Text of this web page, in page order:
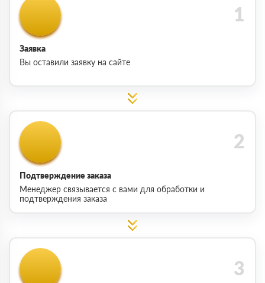
Заявка
Вы оставили заявку на сайте
Подтверждение заказа
Менеджер связывается с вами для обработки и
подтверждения заказа